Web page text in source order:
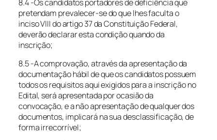
8.4 -Os candidatos portadores de deficiência que
pretendam prevalecer-se do que lhes faculta o
inciso VIII do artigo 37 da Constituição Federal,
deverão declarar esta condição quando da
inscrição;
8.5 -A comprovação, através da apresentação da
documentação hábil de que os candidatos possuem
todos os requisitos aqui exigidos para a inscrição no
Edital, será apresentada por ocasião da
convocação, e a não apresentação de qualquer dos
documentos, implicará na sua desclassificação, de
forma irrecorrível;